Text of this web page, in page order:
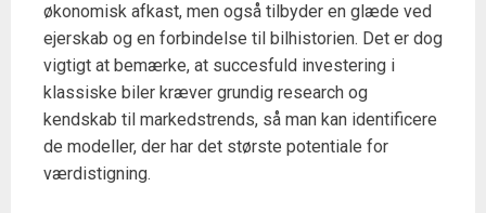
økonomisk afkast, men også tilbyder en glæde ved
ejerskab og en forbindelse til bilhistorien. Det er dog
vigtigt at bemærke, at succesfuld investering i
klassiske biler kræver grundig research og
kendskab til markedstrends, så man kan identificere
de modeller, der har det største potentiale for
værdistigning.